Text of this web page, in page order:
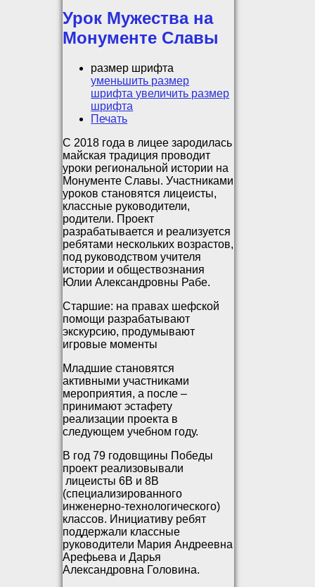
Урок Мужества на
Монументе Славы
размер шрифта
уменьшить размер
шрифта увеличить размер
шрифта
Печать
С 2018 года в лицее зародилась
майская традиция проводит
уроки региональной истории на
Монументе Славы. Участниками
уроков становятся лицеисты,
классные руководители,
родители. Проект
разрабатывается и реализуется
ребятами нескольких возрастов,
под руководством учителя
истории и обществознания
Юлии Александровны Рабе.
Старшие: на правах шефской
помощи разрабатывают
экскурсию, продумывают
игровые моменты
Младшие становятся
активными участниками
мероприятия, а после –
принимают эстафету
реализации проекта в
следующем учебном году.
В год 79 годовщины Победы
проект реализовывали
лицеисты 6В и 8В
(специализированного
инженерно-технологического)
классов. Инициативу ребят
поддержали классные
руководители Мария Андреевна
Арефьева и Дарья
Александровна Головина.